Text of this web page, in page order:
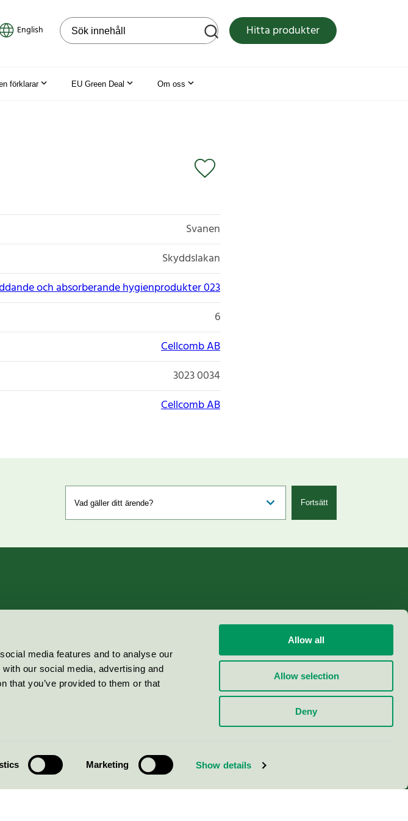
media features and to analyse our
our social media, advertising and
that you’ve provided to them or that
Marketing Show details
Allow all
Allow selection
Deny
English Sök på webbplatsen Hitta produkter
förklarar EU Green Deal Om oss
Svanen
Skyddslakan
och absorberande hygienprodukter 023
6
Cellcomb AB
3023 0034
Cellcomb AB
Fortsätt